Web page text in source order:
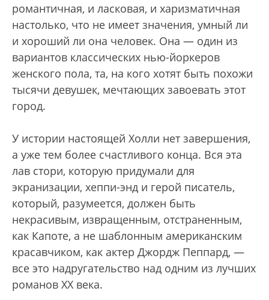
романтичная, и ласковая, и харизматичная
настолько, что не имеет значения, умный ли
и хороший ли она человек. Она — один из
вариантов классических нью-йоркеров
женского пола, та, на кого хотят быть похожи
тысячи девушек, мечтающих завоевать этот
город.
У истории настоящей Холли нет завершения,
а уже тем более счастливого конца. Вся эта
лав стори, которую придумали для
экранизации, хеппи-энд и герой писатель,
который, разумеется, должен быть
некрасивым, извращенным, отстраненным,
как Капоте, а не шаблонным американским
красавчиком, как актер Джордж Пеппард, —
все это надругательство над одним из лучших
романов XX века.